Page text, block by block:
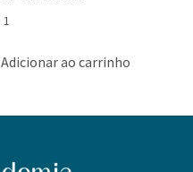
1
Adicionar ao carrinho